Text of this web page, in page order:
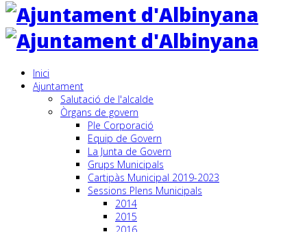
Inici
Ajuntament
Salutació de l'alcalde
Òrgans de govern
Ple Corporació
Equip de Govern
La Junta de Govern
Grups Municipals
Cartipàs Municipal 2019-2023
Sessions Plens Municipals
2014
2015
2016